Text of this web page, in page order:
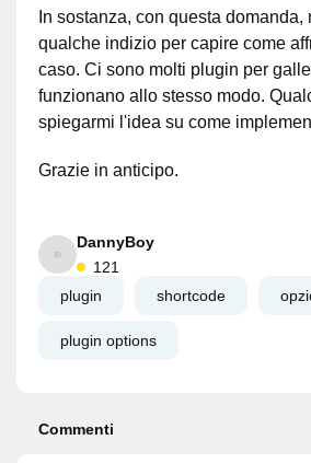
In sostanza, con questa domanda,
qualche indizio per capire come
caso. Ci sono molti plugin per
funzionano allo stesso modo.
spiegarmi l'idea su come
Grazie in anticipo.
DannyBoy
121
plugin
shortcode
plugin options
Commenti